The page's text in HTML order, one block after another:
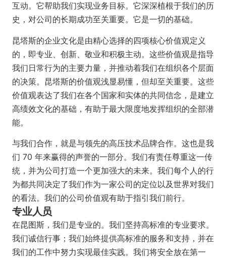
互动。它帮助我们实现业务目标。它深深植根于我们的历
史，对公司的长期成功至关重要。它是一切的基础。
昆塔斯的企业文化是由精心选择的四项核心价值观定义
的，即专业、创新、敬业和积极主动。这些价值观是指导
我们日常行为的主要力量，并推动着我们在组织各个层面
的决策。昆塔斯的价值观浅显易懂，但却至关重要。这些
价值观表达了我们在各个国家和实体的共同信念，是建立
高绩效文化的基础，有助于最大限度地发挥组织的全部潜
能。
与我们合作，就是与领先的高压技术品牌合作。这也是我
们 70 年来赢得的声誉的一部分。我们有责任尊重这一传
统，并为公司打造一个更加强大的未来。我们每个人的行
为都共同决定了我们作为一家公司的定位以及世界对我们
的看法。我们的公司价值观有助于指引我们前行。
专业人员
在昆图斯，我们是专业的。我们坚持高标准的专业要求。
我们诚信行事；我们始终提供高标准的服务和支持，并在
我们的工作中努力实现最佳实践。我们将安全放在第一